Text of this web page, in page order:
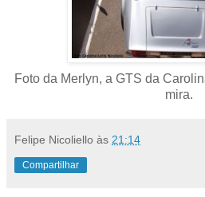
Foto da Merlyn, a GTS da
mira.
Felipe Nicoliello às 21:14
Compartilhar